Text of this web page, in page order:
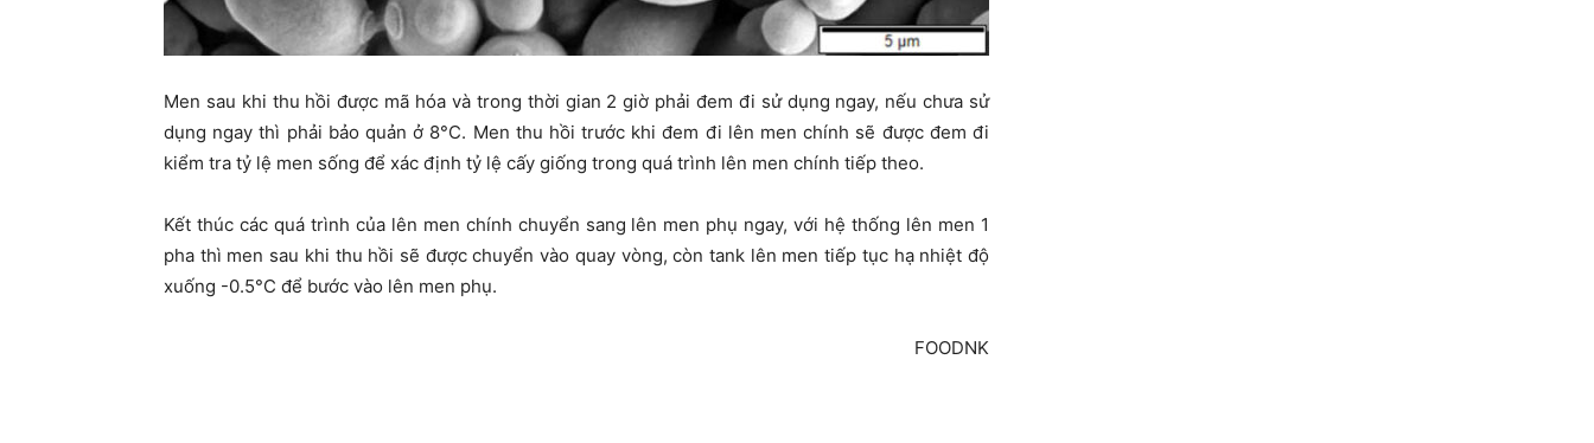
Men sau khi thu hồi được mã hóa và trong thời gian 2 giờ phải đem đi sử dụng ngay, nếu chưa sử
dụng ngay thì phải bảo quản ở 8°C. Men thu hồi trước khi đem đi lên men chính sẽ được đem đi
kiểm tra tỷ lệ men sống để xác định tỷ lệ cấy giống trong quá trình lên men chính tiếp theo.
Kết thúc các quá trình của lên men chính chuyển sang lên men phụ ngay, với hệ thống lên men 1
pha thì men sau khi thu hồi sẽ được chuyển vào quay vòng, còn tank lên men tiếp tục hạ nhiệt độ
xuống -0.5°C để bước vào lên men phụ.
FOODNK